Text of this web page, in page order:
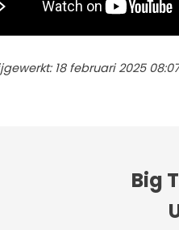
18 februari 2025 08:07
Big